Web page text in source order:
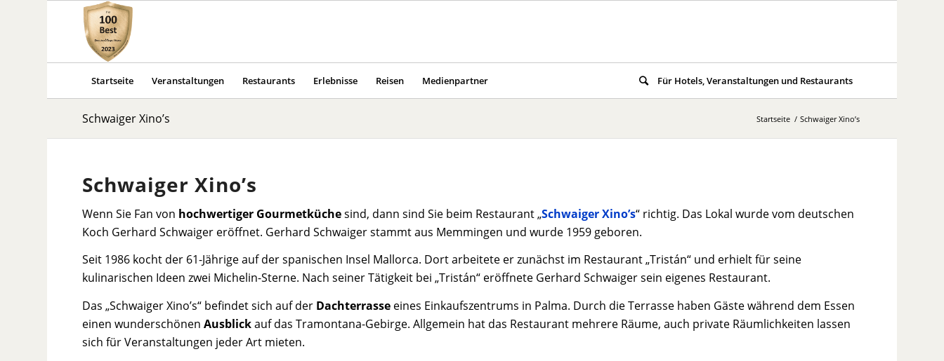
Startseite Veranstaltungen Restaurants Erlebnisse Reisen Medienpartner Für Hotels, Veranstaltungen und Restaurants
Schwaiger Xino’s Startseite / Schwaiger Xino’s
Schwaiger Xino’s
Wenn Sie Fan von hochwertiger Gourmetküchesind, dann sind Sie beim Restaurant „Schwaiger Xino’s“ richtig. Das Lokal wurde vom deutschen
Koch Gerhard Schwaiger eröffnet. Gerhard Schwaiger stammt aus Memmingen und wurde 1959 geboren.
Seit 1986 kocht der 61-Jährige auf der spanischen Insel Mallorca. Dort arbeitete er zunächst im Restaurant „Tristán“ und erhielt für seine
kulinarischen Ideen zwei Michelin-Sterne. Nach seiner Tätigkeit bei „Tristán“ eröffnete Gerhard Schwaiger sein eigenes Restaurant.
Das „Schwaiger Xino’s“ befindet sich auf der Dachterrasse eines Einkaufszentrums in Palma. Durch die Terrasse haben Gäste während dem Essen
einen wunderschönenAusblickauf das Tramontana-Gebirge. Allgemein hat das Restaurant mehrere Räume, auch private Räumlichkeiten lassen
sich für Veranstaltungen jeder Art mieten.